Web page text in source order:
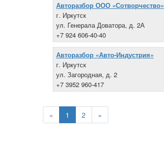
Авторазбор ООО «Сотворчество»
г. Иркутск
ул. Генерала Доватора, д. 2А
+7 924 606-40-40
Авторазбор «Авто-Индустрия»
г. Иркутск
ул. Загородная, д. 2
+7 3952 960-417
« 1 2 »